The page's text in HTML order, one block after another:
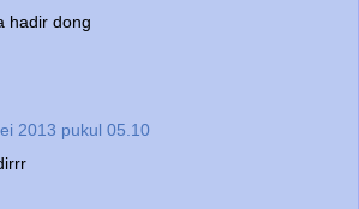
hadir dong
2013 pukul 05.10